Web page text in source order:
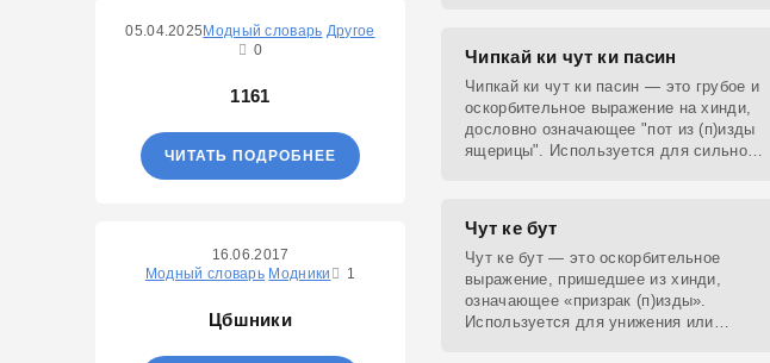
05.04.2025 Модный словарь Другое
0
1161
ЧИТАТЬ ПОДРОБНЕЕ
16.06.2017
Модный словарь Модники 1
Цбшники
Чипкай ки чут ки пасин
Чипкай ки чут ки пасин — это грубое и
оскорбительное выражение на хинди,
дословно означающее "пот из (п)изды
ящерицы". Используется для сильного
Чут ке бут
Чут ке бут — это оскорбительное
выражение, пришедшее из хинди,
означающее «призрак (п)изды».
Используется для унижения или